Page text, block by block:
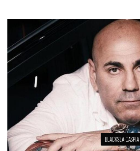
BLACKSEA-CASPIA